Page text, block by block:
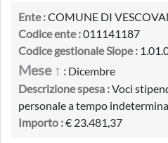
Ente :COMUNE DI
Codice ente :011141187
Codice gestionale Siope :
Mese ↑ : Dicembre
Descrizione spesa :Voci
personale a tempo
Importo :€ 23.481,37